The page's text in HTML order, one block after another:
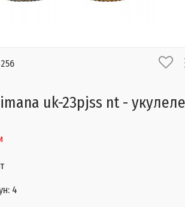
uk-23pjss nt - укулеле
4